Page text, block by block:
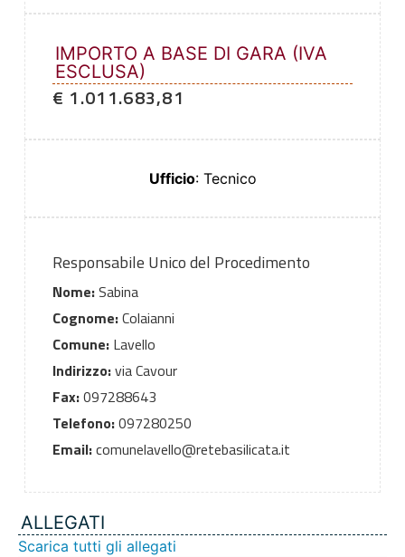
IMPORTO A BASE DI GARA (IVA
ESCLUSA)
€ 1.011.683,81
Ufficio: Tecnico
Responsabile Unico del Procedimento
Nome:Sabina
Cognome:Colaianni
Comune:Lavello
Indirizzo:via Cavour
Fax:097288643
Telefono:097280250
Email:comunelavello@retebasilicata.it
ALLEGATI
Scarica tutti gli allegati